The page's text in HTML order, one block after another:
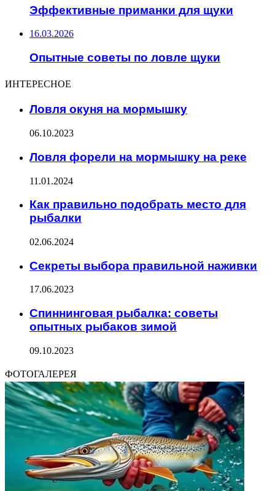
Эффективные приманки для щуки
16.03.2026
Опытные советы по ловле щуки
ИНТЕРЕСНОЕ
Ловля окуня на мормышку
06.10.2023
Ловля форели на мормышку на реке
11.01.2024
Как правильно подобрать место для
рыбалки
02.06.2024
Секреты выбора правильной наживки
17.06.2023
Спиннинговая рыбалка: советы
опытных рыбаков зимой
09.10.2023
ФОТОГАЛЕРЕЯ